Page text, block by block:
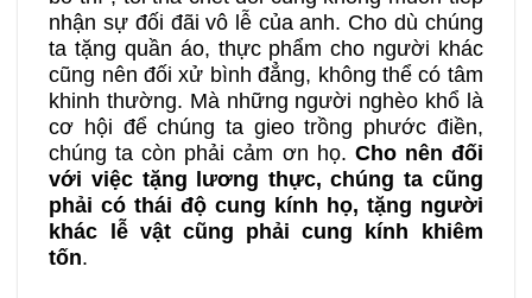
nhận sự đối đãi vô lễ của anh. Cho dù chúng
ta tặng quần áo, thực phẩm cho người khác
cũng nên đối xử bình đẳng, không thể có tâm
khinh thường. Mà những người nghèo khổ là
cơ hội để chúng ta gieo trồng phước điền,
chúng ta còn phải cảm ơn họ. Cho nên đối
với việc tặng lương thực, chúng ta cũng
phải có thái độ cung kính họ, tặng người
khác lễ vật cũng phải cung kính khiêm
tốn.